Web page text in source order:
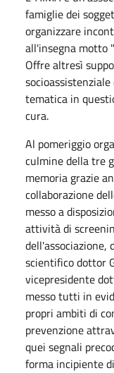
famiglie dei
organizzare
all'insegna motto
Offre altresì
tematica in
cura.
Al pomeriggio
culmine della tre
memoria grazie
collaborazione
messo a
attività di
scientifico dottor
vicepresidente
messo tutti in
propri ambiti di
prevenzione
quei segnali
forma incipiente